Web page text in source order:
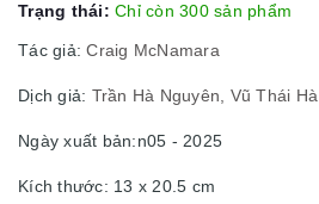
Trạng thái: Chỉ còn 300 sản phẩm
Tác giả:Craig McNamara
Dịch giả: Trần Hà Nguyên, Vũ Thái Hà
Ngày xuất bản:n05 - 2025
Kích thước: 13 x 20.5 cm